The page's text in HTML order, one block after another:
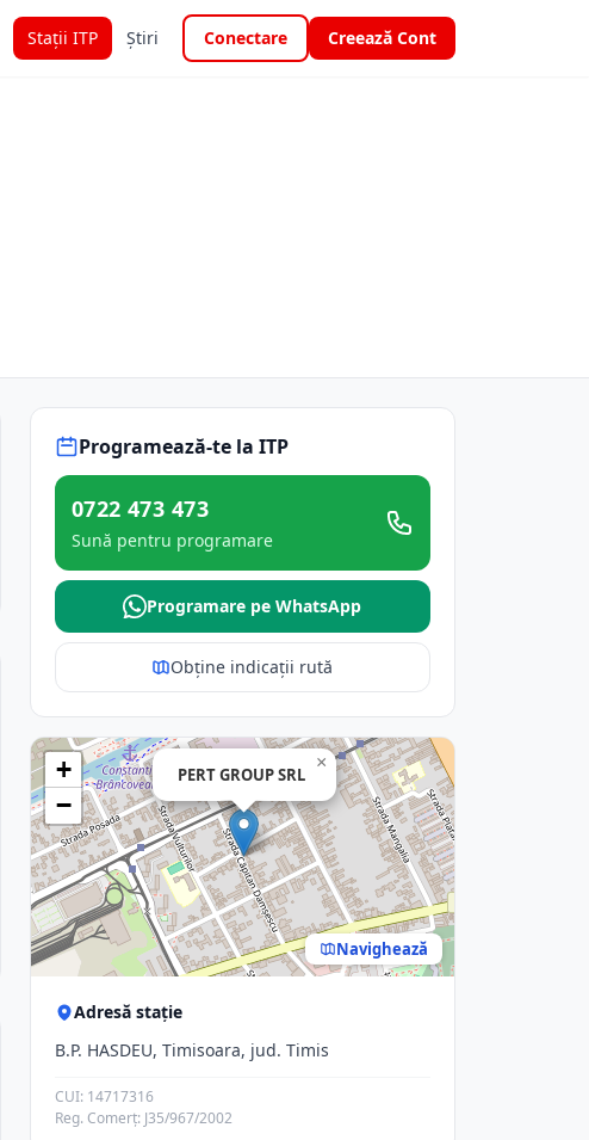
Stații ITP Știri Conectare Creează Cont
Programează-te la ITP
0722 473 473
Sună pentru programare
Programare pe WhatsApp
Obține indicații rută
PERT GROUP SRL
×
+
−
Navighează
Adresă stație
B.P. HASDEU, Timisoara, jud. Timis
CUI: 14717316
Reg. Comerț: J35/967/2002